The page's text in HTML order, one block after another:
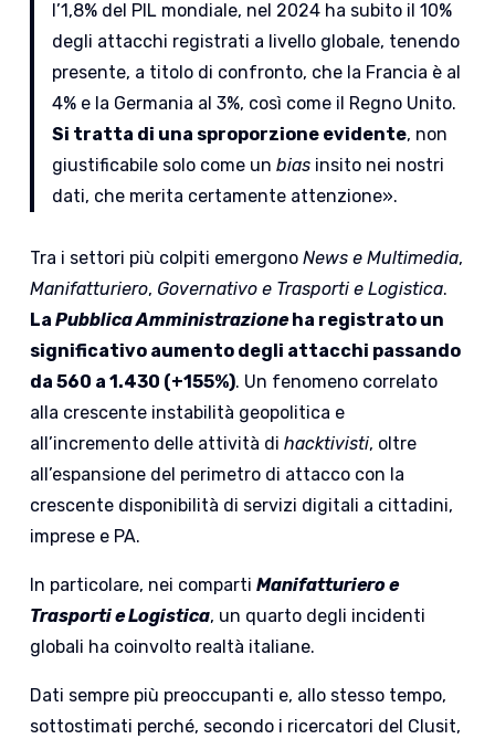
l’1,8% del PIL mondiale, nel 2024 ha subito il 10%
degli attacchi registrati a livello globale, tenendo
presente, a titolo di confronto, che la Francia è al
4% e la Germania al 3%, così come il Regno Unito.
Si tratta di una sproporzione evidente, non
giustificabile solo come unbias insito nei nostri
dati, che merita certamente attenzione».
Tra i settori più colpiti emergonoNews e Multimedia,
Manifatturiero, Governativo e Trasporti e Logistica.
LaPubblica Amministrazioneha registrato un
significativo aumento degli attacchi passando
da 560 a 1.430 (+155%). Un fenomeno correlato
alla crescente instabilità geopolitica e
all’incremento delle attività dihacktivisti, oltre
all’espansione del perimetro di attacco con la
crescente disponibilità di servizi digitali a cittadini,
imprese e PA.
In particolare, nei compartiManifatturiero e
Trasporti e Logistica, un quarto degli incidenti
globali ha coinvolto realtà italiane.
Dati sempre più preoccupanti e, allo stesso tempo,
sottostimati perché, secondo i ricercatori del Clusit,